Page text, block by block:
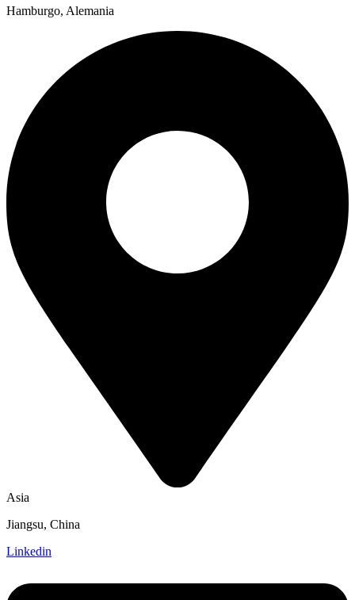
Hamburgo, Alemania
Asia
Jiangsu, China
Linkedin